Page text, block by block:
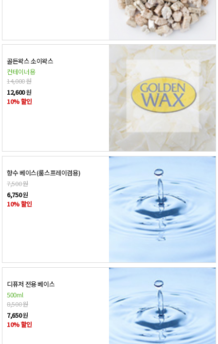
골든왁스 소이왁스
컨테이너용
14,000원
12,600원
10% 할인
향수 베이스(룸스프레이겸용)
7,500원
6,750원
10% 할인
디퓨저 전용 베이스
500ml
8,500원
7,650원
10% 할인